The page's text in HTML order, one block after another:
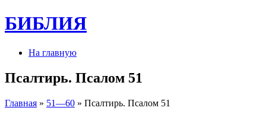
БИБЛИЯ
На главную
Псалтирь. Псалом 51
Главная » 51—60 » Псалтирь. Псалом 51